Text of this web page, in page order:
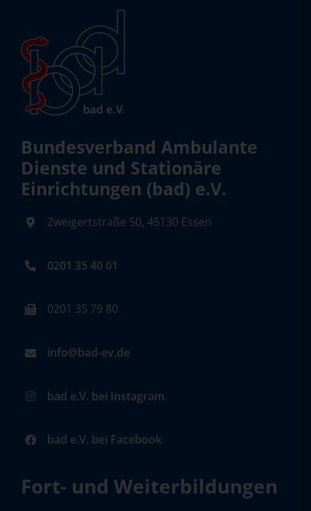
Bundesverband Ambulante
Dienste und Stationäre
Einrichtungen (bad) e.V.
Zweigertstraße 50, 45130 Essen
0201 35 40 01
0201 35 79 80
info@bad-ev.de
bad e.V. bei Instagram
bad e.V. bei Facebook
Fort- und Weiterbildungen